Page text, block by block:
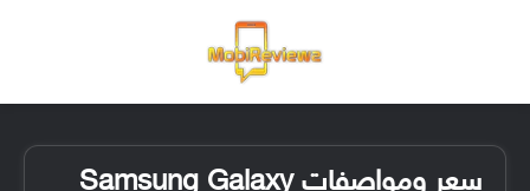
سعر ومواصفات Samsung Galaxy